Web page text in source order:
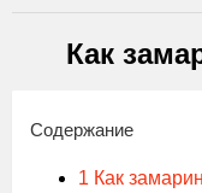
Как
Содержание
1 Как